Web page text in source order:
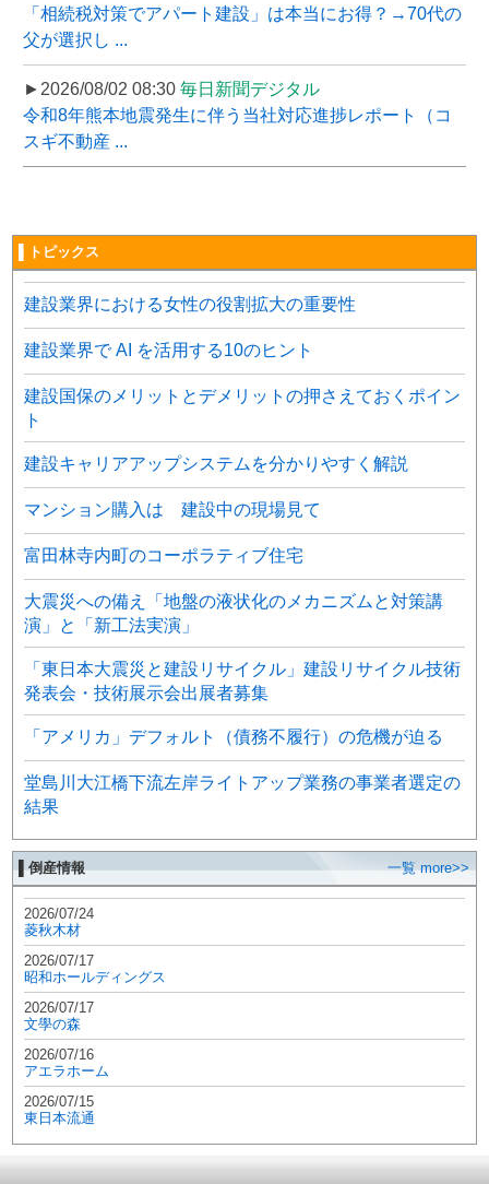
「相続税対策でアパート建設」は本当にお得？→70代の
父が選択し ...
►2026/08/02 08:30 毎日新聞デジタル
令和8年熊本地震発生に伴う当社対応進捗レポート（コ
スギ不動産 ...
▌トピックス
建設業界における女性の役割拡大の重要性
建設業界で AI を活用する10のヒント
建設国保のメリットとデメリットの押さえておくポイン
ト
建設キャリアアップシステムを分かりやすく解説
マンション購入は 建設中の現場見て
富田林寺内町のコーポラティブ住宅
大震災への備え「地盤の液状化のメカニズムと対策講
演」と「新工法実演」
「東日本大震災と建設リサイクル」建設リサイクル技術
発表会・技術展示会出展者募集
「アメリカ」デフォルト（債務不履行）の危機が迫る
堂島川大江橋下流左岸ライトアップ業務の事業者選定の
結果
▌倒産情報 一覧 more>>
2026/07/24
菱秋木材
2026/07/17
昭和ホールディングス
2026/07/17
文學の森
2026/07/16
アエラホーム
2026/07/15
東日本流通